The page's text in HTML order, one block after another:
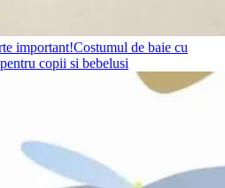
important!Costumul de baie cu
copii si bebelusi